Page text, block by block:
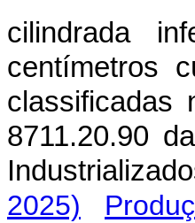
cilindrada
centímetros
classificadas
8711.20.90
2025)